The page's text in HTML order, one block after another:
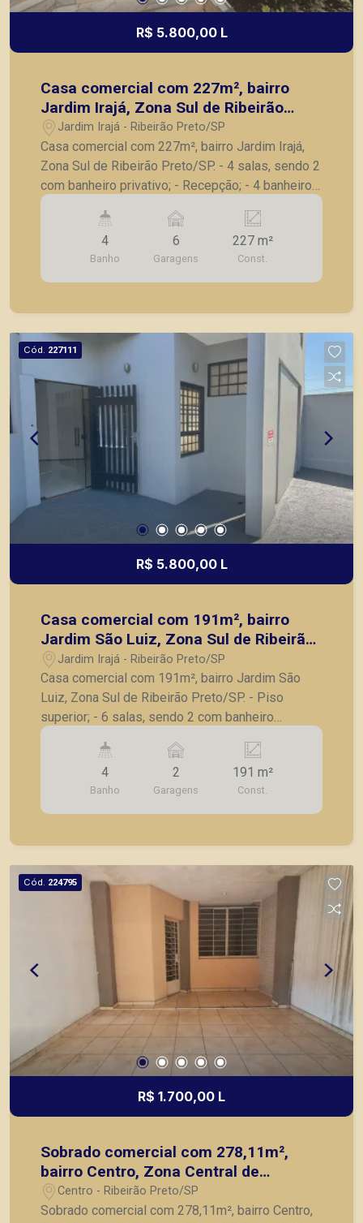
R$ 5.800,00 L
Casa comercial com 227m², bairro
Jardim Irajá, Zona Sul de Ribeirão
Preto/SP.
Jardim Irajá - Ribeirão Preto/SP
Casa comercial com 227m², bairro Jardim Irajá,
Zona Sul de Ribeirão Preto/SP. - 4 salas, sendo 2
com banheiro privativo; - Recepção; - 4 banheiros;
- Cozinha; - Área de serviço; - Despensa; -
Piscina; - 6 vagas de garagem. A Piramid tem
como objetivo atender seus clientes com
agilidade e segurança, em locação, vendas de
imóveis prontos, usados ou mesmo nos
4
Banho
6
Garagens
227 m²
Const.
Cód. 227111
R$ 5.800,00 L
Casa comercial com 191m², bairro
Jardim São Luiz, Zona Sul de Ribeirão
Preto/SP.
Jardim Irajá - Ribeirão Preto/SP
Casa comercial com 191m², bairro Jardim São
Luiz, Zona Sul de Ribeirão Preto/SP. - Piso
superior; - 6 salas, sendo 2 com banheiro
privativo; - 2 salas com banheiro conjugado; -
Sacada; - 4 banheiros; - 2 vagas de garagem
seus clientes com agilidade e segurança, em
locação, vendas de imóveis prontos, usados ou
4
Banho
2
Garagens
191 m²
Const.
Cód. 224795
R$ 1.700,00 L
Sobrado comercial com 278,11m²,
bairro Centro, Zona Central de
Ribeirão Preto/SP.
Centro - Ribeirão Preto/SP
Sobrado comercial com 278,11m², bairro Centro,